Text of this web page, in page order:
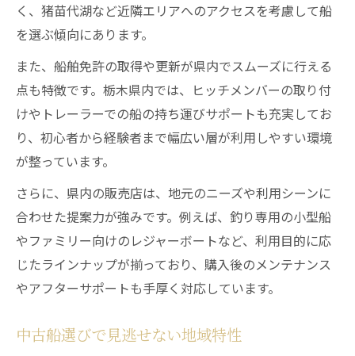
く、猪苗代湖など近隣エリアへのアクセスを考慮して船
を選ぶ傾向にあります。
また、船舶免許の取得や更新が県内でスムーズに行える
点も特徴です。栃木県内では、ヒッチメンバーの取り付
けやトレーラーでの船の持ち運びサポートも充実してお
り、初心者から経験者まで幅広い層が利用しやすい環境
が整っています。
さらに、県内の販売店は、地元のニーズや利用シーンに
合わせた提案力が強みです。例えば、釣り専用の小型船
やファミリー向けのレジャーボートなど、利用目的に応
じたラインナップが揃っており、購入後のメンテナンス
やアフターサポートも手厚く対応しています。
中古船選びで見逃せない地域特性